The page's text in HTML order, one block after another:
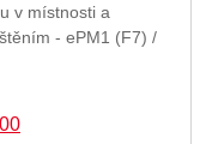
v místnosti a
- ePM1 (F7) /